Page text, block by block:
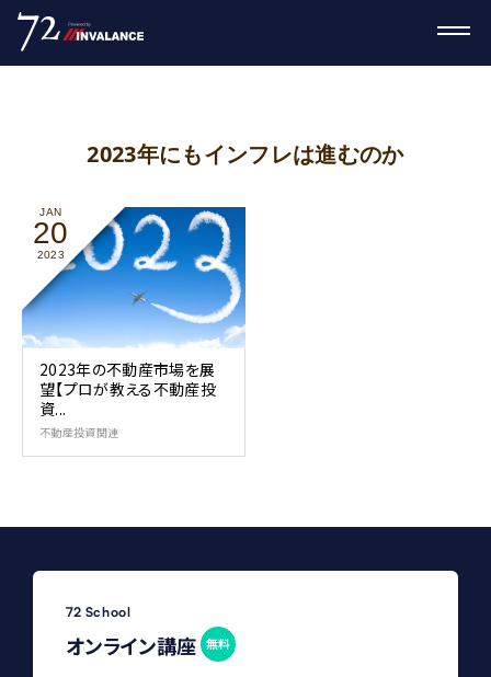
2023年にもインフレは進むのか
JAN
20
2023
2023年の不動産市場を展
望【プロが教える不動産投
資...
不動産投資関連
72 School
オンライン講座 無料